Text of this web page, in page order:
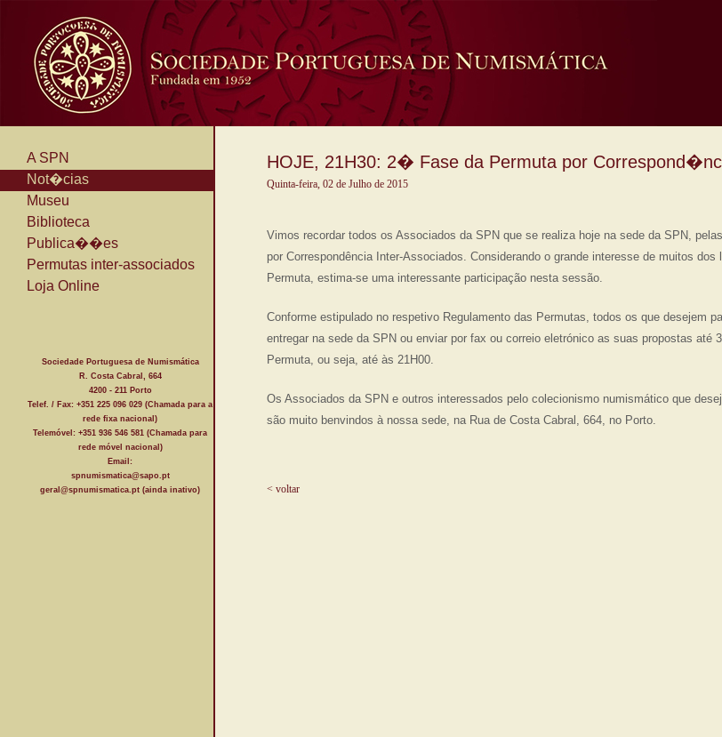
A SPN
Not�cias
Museu
Biblioteca
Publica��es
Permutas inter-associados
Loja Online
Sociedade Portuguesa de Numismática
R. Costa Cabral, 664
4200 - 211 Porto
Telef. / Fax: +351 225 096 029 (Chamada para a
rede fixa nacional)
Telemóvel: +351 936 546 581 (Chamada para
rede móvel nacional)
Email:
spnumismatica@sapo.pt
geral@spnumismatica.pt (ainda inativo)
HOJE, 21H30: 2� Fase da Permuta por
Quinta-feira, 02 de Julho de 2015
Vimos recordar todos os Associados da SPN que se realiza hoje na sede da SPN,
por Correspondência Inter-Associados. Considerando o grande interesse de muitos
Permuta, estima-se uma interessante participação nesta sessão.
Conforme estipulado no respetivo Regulamento das Permutas, todos os que desejem
entregar na sede da SPN ou enviar por fax ou correio eletrónico as suas propostas até
Permuta, ou seja, até às 21H00.
Os Associados da SPN e outros interessados pelo colecionismo numismático que
são muito benvindos à nossa sede, na Rua de Costa Cabral, 664, no Porto.
< voltar